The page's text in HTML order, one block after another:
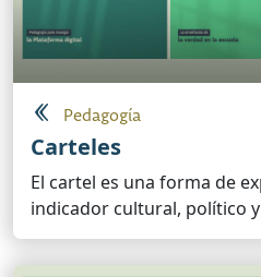
Pedagogía
Carteles
El cartel es una forma de
indicador cultural, político